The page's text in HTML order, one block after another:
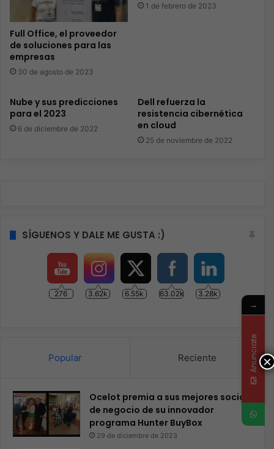
Full Office, el proveedor
de soluciones para las
empresas
30 de agosto de 2023
1 de febrero de 2023
Nube y sus predicciones
para el 2023
6 de diciembre de 2022
Dell refuerza la
resistencia cibernética
en cloud
25 de noviembre de 2022
SÍGUENOS Y DALE ME GUSTA :)
276 3.62k 6.55k 63.02k 3.28k
Popular Reciente
Ocelot premia a sus mejores socios
de negocio de su innovador
programa Hunter BuyBox
29 de diciembre de 2023
×
→
Anunciate